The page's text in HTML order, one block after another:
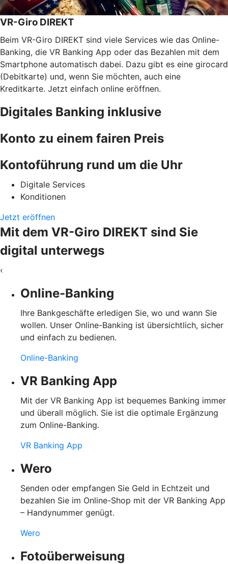
VR-Giro DIREKT
Beim VR-Giro DIREKT sind viele Services wie das Online-
Banking, die VR Banking App oder das Bezahlen mit dem
Smartphone automatisch dabei. Dazu gibt es eine girocard
(Debitkarte) und, wenn Sie möchten, auch eine
Kreditkarte. Jetzt einfach online eröffnen.
Digitales Banking inklusive
Konto zu einem fairen Preis
Kontoführung rund um die Uhr
Digitale Services
Konditionen
Jetzt eröffnen
Mit dem VR-Giro DIREKT sind Sie
digital unterwegs
‹
Online-Banking
Ihre Bankgeschäfte erledigen Sie, wo und wann Sie
wollen. Unser Online-Banking ist übersichtlich, sicher
und einfach zu bedienen.
Online-Banking
VR Banking App
Mit der VR Banking App ist bequemes Banking immer
und überall möglich. Sie ist die optimale Ergänzung
zum Online-Banking.
VR Banking App
Wero
Senden oder empfangen Sie Geld in Echtzeit und
bezahlen Sie im Online-Shop mit der VR Banking App
– Handynummer genügt.
Wero
Fotoüberweisung